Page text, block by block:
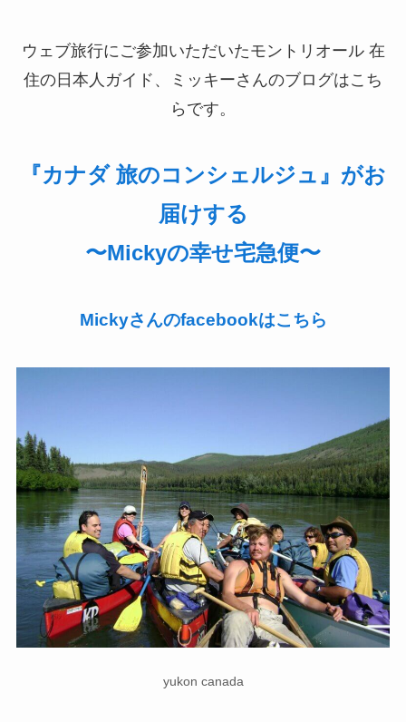
ウェブ旅行にご参加いただいたモントリオール 在
住の日本人ガイド、ミッキーさんのブログはこち
らです。
『カナダ 旅のコンシェルジュ』がお
届けする
〜Mickyの幸せ宅急便〜
Mickyさんのfacebookはこちら
yukon canada